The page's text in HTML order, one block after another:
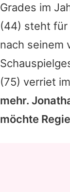
Grades im
(44) steht für
nach seinem
(75) verriet
mehr.
möchte